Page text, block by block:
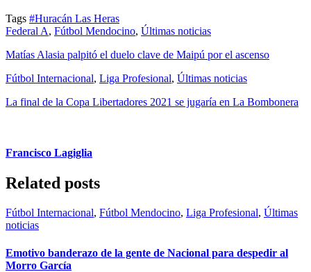
Tags #Huracán Las Heras
Federal A, Fútbol Mendocino, Últimas noticias
Matías Alasia palpitó el duelo clave de Maipú por el ascenso
Fútbol Internacional, Liga Profesional, Últimas noticias
La final de la Copa Libertadores 2021 se jugaría en La Bombonera
Francisco Lagiglia
Related posts
Fútbol Internacional, Fútbol Mendocino, Liga Profesional, Últimas
noticias
Emotivo banderazo de la gente de Nacional para despedir al
Morro García